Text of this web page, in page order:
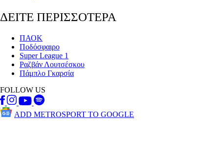
ΔΕΙΤΕ ΠΕΡΙΣΣΟΤΕΡΑ
ΠΑΟΚ
Ποδόσφαιρο
Super League 1
Ραζβάν Λουτσέσκου
Πάμπλο Γκαρσία
FOLLOW US
ADD METROSPORT TO GOOGLE